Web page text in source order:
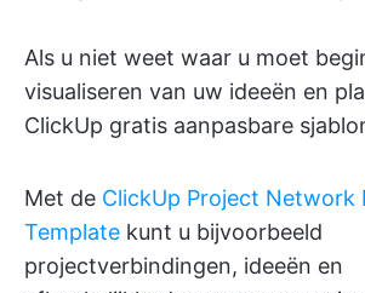
Als u niet weet waar u moet
visualiseren van uw ideeën en
ClickUp gratis aanpasbare
Met de ClickUp Project Network
Template kunt u bijvoorbeeld
projectverbindingen, ideeën en